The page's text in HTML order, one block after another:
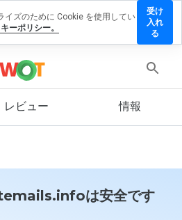
レビュー 情報
は安全です
イズのために Cookie を使用してい
ーポリシー。
受け
入れ
る